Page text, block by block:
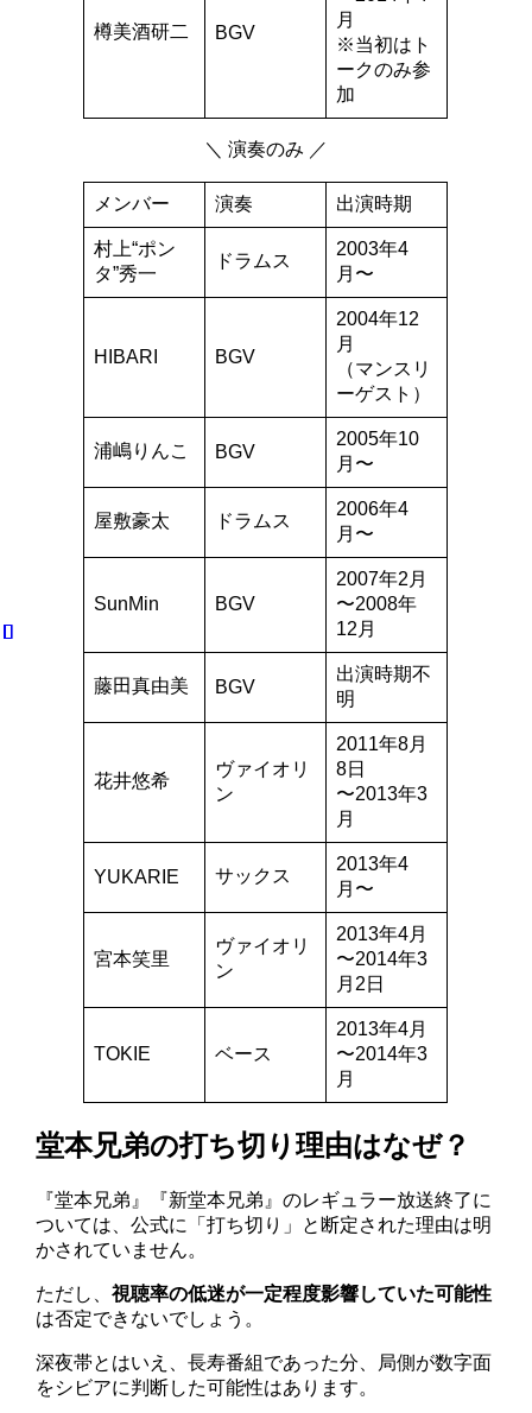
樽美酒研二 BGV
月
※当初はト
ークのみ参
加
＼ 演奏のみ ／
メンバー 演奏 出演時期
村上“ポン
タ”秀一
ドラムス
2003年4
月〜
HIBARI BGV
2004年12
月
（マンスリ
ーゲスト）
浦嶋りんこ BGV
2005年10
月〜
屋敷豪太 ドラムス
2006年4
月〜
SunMin BGV
2007年2月
〜2008年
12月
藤田真由美 BGV
出演時期不
明
花井悠希
ヴァイオリ
ン
2011年8月
8日
〜2013年3
月
YUKARIE サックス
2013年4
月〜
宮本笑里
ヴァイオリ
ン
2013年4月
〜2014年3
月2日
TOKIE ベース
2013年4月
〜2014年3
月
堂本兄弟の打ち切り理由はなぜ？
『堂本兄弟』『新堂本兄弟』のレギュラー放送終了に
ついては、公式に「打ち切り」と断定された理由は明
かされていません。
ただし、視聴率の低迷が一定程度影響していた可能性
は否定できないでしょう。
深夜帯とはいえ、長寿番組であった分、局側が数字面
をシビアに判断した可能性はあります。